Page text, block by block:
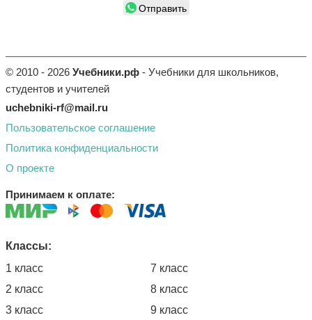
Отправить
© 2010 - 2026 Учебники.рф - Учебники для школьников,
студентов и учителей
uchebniki-rf@mail.ru
Пользовательское соглашение
Политика конфиденциальности
О проекте
Принимаем к оплате:
Классы:
1 класс
2 класс
3 класс
7 класс
8 класс
9 класс